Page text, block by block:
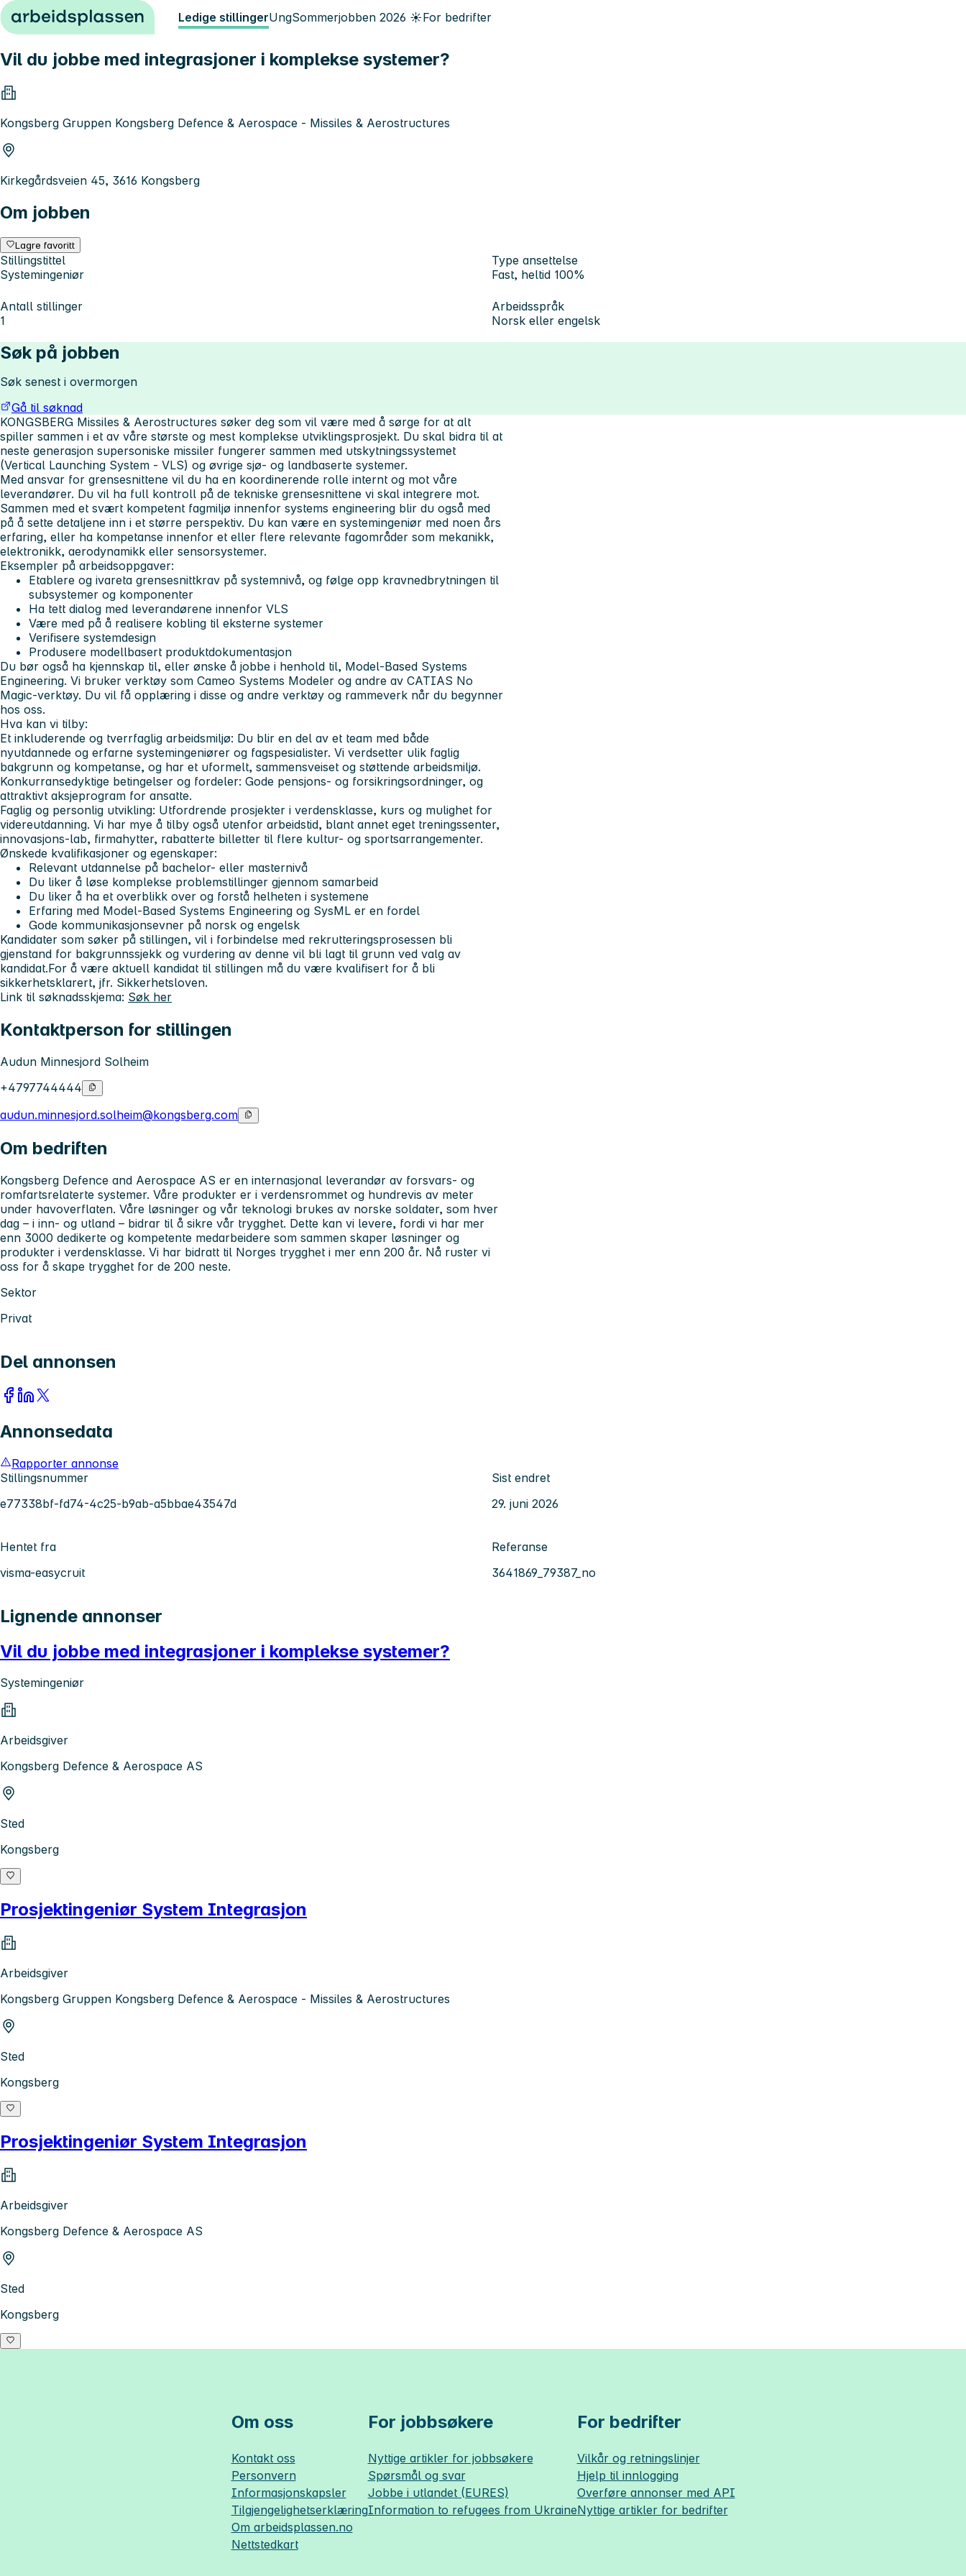
Hopp til innhold Ledige stillingerUngSommerjobben 2026 ☀️For bedrifter
Vil du jobbe med integrasjoner i komplekse systemer?
Kongsberg Gruppen Kongsberg Defence & Aerospace - Missiles & Aerostructures
Kirkegårdsveien 45, 3616 Kongsberg
Om jobben
Lagre favoritt
Stillingstittel
Systemingeniør
Type ansettelse
Fast, heltid 100%
Antall stillinger
1
Arbeidsspråk
Norsk eller engelsk
Søk på jobben
Søk senest i overmorgen
Gå til søknad
KONGSBERG Missiles & Aerostructures søker deg som vil være med å sørge for at alt
spiller sammen i et av våre største og mest komplekse utviklingsprosjekt. Du skal bidra til at
neste generasjon supersoniske missiler fungerer sammen med utskytningssystemet
(Vertical Launching System - VLS) og øvrige sjø- og landbaserte systemer.
Med ansvar for grensesnittene vil du ha en koordinerende rolle internt og mot våre
leverandører. Du vil ha full kontroll på de tekniske grensesnittene vi skal integrere mot.
Sammen med et svært kompetent fagmiljø innenfor systems engineering blir du også med
på å sette detaljene inn i et større perspektiv. Du kan være en systemingeniør med noen års
erfaring, eller ha kompetanse innenfor et eller flere relevante fagområder som mekanikk,
elektronikk, aerodynamikk eller sensorsystemer.
Eksempler på arbeidsoppgaver:
Etablere og ivareta grensesnittkrav på systemnivå, og følge opp kravnedbrytningen til
subsystemer og komponenter
Ha tett dialog med leverandørene innenfor VLS
Være med på å realisere kobling til eksterne systemer
Verifisere systemdesign
Produsere modellbasert produktdokumentasjon
Du bør også ha kjennskap til, eller ønske å jobbe i henhold til, Model-Based Systems
Engineering. Vi bruker verktøy som Cameo Systems Modeler og andre av CATIAS No
Magic-verktøy. Du vil få opplæring i disse og andre verktøy og rammeverk når du begynner
hos oss.
Hva kan vi tilby:
Et inkluderende og tverrfaglig arbeidsmiljø: Du blir en del av et team med både
nyutdannede og erfarne systemingeniører og fagspesialister. Vi verdsetter ulik faglig
bakgrunn og kompetanse, og har et uformelt, sammensveiset og støttende arbeidsmiljø.
Konkurransedyktige betingelser og fordeler: Gode pensjons- og forsikringsordninger, og
attraktivt aksjeprogram for ansatte.
Faglig og personlig utvikling: Utfordrende prosjekter i verdensklasse, kurs og mulighet for
videreutdanning. Vi har mye å tilby også utenfor arbeidstid, blant annet eget treningssenter,
innovasjons-lab, firmahytter, rabatterte billetter til flere kultur- og sportsarrangementer.
Ønskede kvalifikasjoner og egenskaper:
Relevant utdannelse på bachelor- eller masternivå
Du liker å løse komplekse problemstillinger gjennom samarbeid
Du liker å ha et overblikk over og forstå helheten i systemene
Erfaring med Model-Based Systems Engineering og SysML er en fordel
Gode kommunikasjonsevner på norsk og engelsk
Kandidater som søker på stillingen, vil i forbindelse med rekrutteringsprosessen bli
gjenstand for bakgrunnssjekk og vurdering av denne vil bli lagt til grunn ved valg av
kandidat.For å være aktuell kandidat til stillingen må du være kvalifisert for å bli
sikkerhetsklarert, jfr. Sikkerhetsloven.
Link til søknadsskjema: Søk her
Kontaktperson for stillingen
Audun Minnesjord Solheim
+4797744444
audun.minnesjord.solheim@kongsberg.com
Om bedriften
Kongsberg Defence and Aerospace AS er en internasjonal leverandør av forsvars- og
romfartsrelaterte systemer. Våre produkter er i verdensrommet og hundrevis av meter
under havoverflaten. Våre løsninger og vår teknologi brukes av norske soldater, som hver
dag – i inn- og utland – bidrar til å sikre vår trygghet. Dette kan vi levere, fordi vi har mer
enn 3000 dedikerte og kompetente medarbeidere som sammen skaper løsninger og
produkter i verdensklasse. Vi har bidratt til Norges trygghet i mer enn 200 år. Nå ruster vi
oss for å skape trygghet for de 200 neste.
Sektor
Privat
Del annonsen
Annonsedata
Rapporter annonse
Stillingsnummer
e77338bf-fd74-4c25-b9ab-a5bbae43547d
Sist endret
29. juni 2026
Hentet fra
visma-easycruit
Referanse
3641869_79387_no
Lignende annonser
Vil du jobbe med integrasjoner i komplekse systemer?
Systemingeniør
Arbeidsgiver
Kongsberg Defence & Aerospace AS
Sted
Kongsberg
Prosjektingeniør System Integrasjon
Arbeidsgiver
Kongsberg Gruppen Kongsberg Defence & Aerospace - Missiles & Aerostructures
Sted
Kongsberg
Prosjektingeniør System Integrasjon
Arbeidsgiver
Kongsberg Defence & Aerospace AS
Sted
Kongsberg
Om oss
Kontakt oss
Personvern
Informasjonskapsler
Tilgjengelighetserklæring
Om arbeidsplassen.no
Nettstedkart
For jobbsøkere
Nyttige artikler for jobbsøkere
Spørsmål og svar
Jobbe i utlandet (EURES)
Information to refugees from Ukraine
For bedrifter
Vilkår og retningslinjer
Hjelp til innlogging
Overføre annonser med API
Nyttige artikler for bedrifter